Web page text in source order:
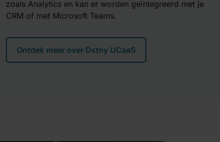
zoals Analytics en kan er worden geïntegreerd met je
CRM of met Microsoft Teams.
Ontdek meer over Dstny UCaaS